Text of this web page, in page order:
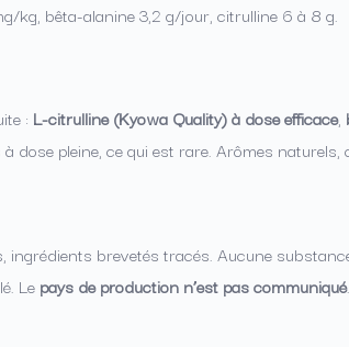
kg, bêta-alanine 3,2 g/jour, citrulline 6 à 8 g.
: L-citrulline (Kyowa Quality) à dose efficace,
dose pleine, ce qui est rare. Arômes
ingrédients brevetés tracés. Aucune
Le pays de production n’est pas communiqué.